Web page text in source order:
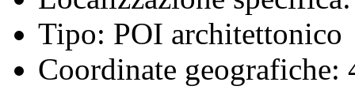
Tipo: POI architettonico
Coordinate geografiche: